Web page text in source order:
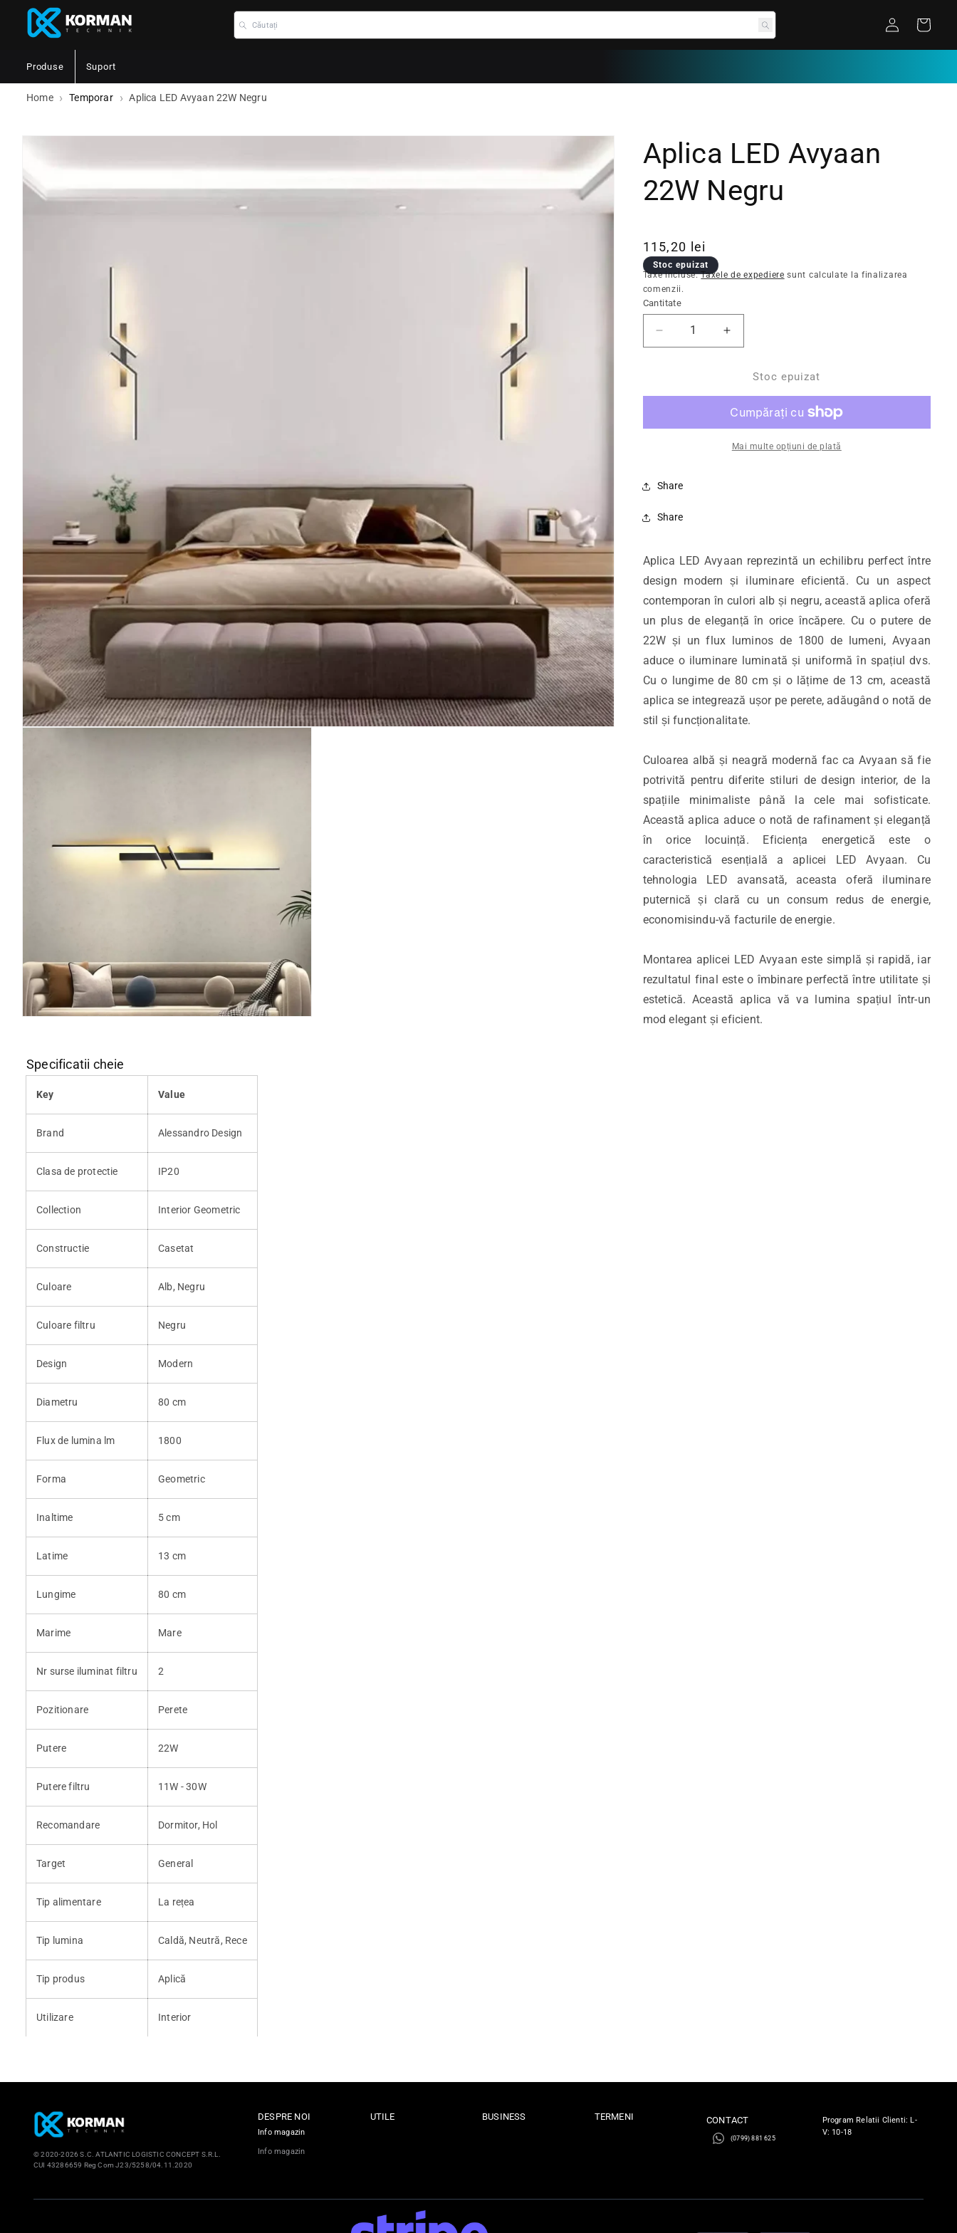
Căutați
Conectați-vă Coș
Produse Suport
Home Temporar Aplica LED Avyaan 22W Negru
despre produs
Aplica LED Avyaan
22W Negru
Preț redus
115,20 lei
Stoc epuizat
Taxe incluse.Taxele de expediere sunt calculate la finalizarea
comenzii.
Cantitate
Stoc epuizat
Mai multe opțiuni de plată
Share
Share
Aplica LED Avyaan reprezintă un echilibru perfect între
design modern și iluminare eficientă. Cu un aspect
contemporan în culori alb și negru, această aplica oferă
un plus de eleganță în orice încăpere. Cu o putere de
22W și un flux luminos de 1800 de lumeni, Avyaan
aduce o iluminare luminată și uniformă în spațiul dvs.
Cu o lungime de 80 cm și o lățime de 13 cm, această
aplica se integrează ușor pe perete, adăugând o notă de
stil și funcționalitate.
Culoarea albă și neagră modernă fac ca Avyaan să fie
potrivită pentru diferite stiluri de design interior, de la
spațiile minimaliste până la cele mai sofisticate.
Această aplica aduce o notă de rafinament și eleganță
în orice locuință. Eficiența energetică este o
caracteristică esențială a aplicei LED Avyaan. Cu
tehnologia LED avansată, aceasta oferă iluminare
puternică și clară cu un consum redus de energie,
economisindu-vă facturile de energie.
Montarea aplicei LED Avyaan este simplă și rapidă, iar
rezultatul final este o îmbinare perfectă între utilitate și
estetică. Această aplica vă va lumina spațiul într-un
mod elegant și eficient.
Specificatii cheie
Key Value
Brand Alessandro Design
Clasa de protectie IP20
Collection Interior Geometric
Constructie Casetat
Culoare Alb, Negru
Culoare filtru Negru
Design Modern
Diametru 80 cm
Flux de lumina lm 1800
Forma Geometric
Inaltime 5 cm
Latime 13 cm
Lungime 80 cm
Marime Mare
Nr surse iluminat filtru 2
Pozitionare Perete
Putere 22W
Putere filtru 11W - 30W
Recomandare Dormitor, Hol
Target General
Tip alimentare La rețea
Tip lumina Caldă, Neutră, Rece
Tip produs Aplică
Utilizare Interior
© 2020-2026 S.C. ATLANTIC LOGISTIC CONCEPT S.R.L.
CUI 43286659 Reg Com J23/5258/04.11.2020
DESPRE NOI
Info magazin
Info magazin
UTILE BUSINESS TERMENI CONTACT
(0799) 881 625
Program Relatii Clienti: L-
V: 10-18